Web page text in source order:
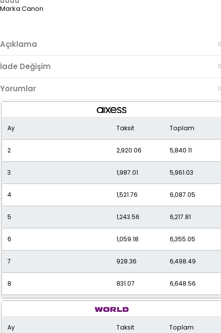
Marka:Canon
Açıklama
İade Değişim
Yorumlar
Ay Taksit Toplam
2 2,920.06 5,840.11
3 1,987.01 5,961.03
4 1,521.76 6,087.05
5 1,243.56 6,217.81
6 1,059.18 6,355.05
7 928.36 6,498.49
8 831.07 6,648.56
756.19
10 697.05 6,970.48
Ay Taksit Toplam